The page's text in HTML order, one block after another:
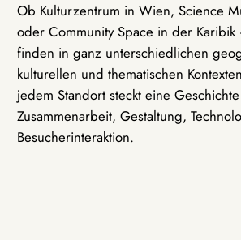
Ob Kulturzentrum in Wien, Science
oder Community Space in der
finden in ganz unterschiedlichen
kulturellen und thematischen
jedem Standort steckt eine
Zusammenarbeit, Gestaltung,
Besucherinteraktion.